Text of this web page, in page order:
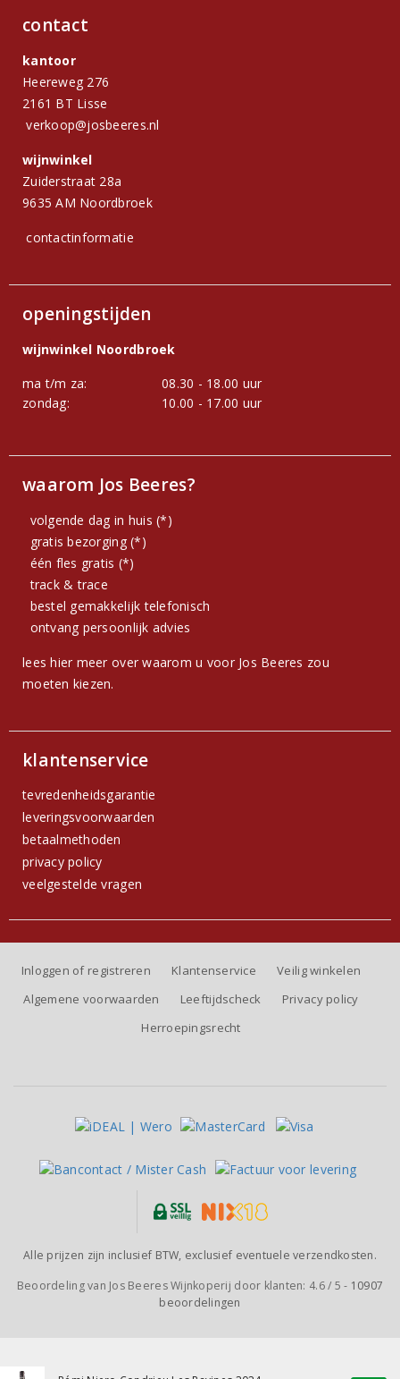
contact
kantoor
Heereweg 276
2161 BT Lisse
verkoop@josbeeres.nl
wijnwinkel
Zuiderstraat 28a
9635 AM Noordbroek
contactinformatie
openingstijden
wijnwinkel Noordbroek
ma t/m za:
08.30 - 18.00 uur
zondag:
10.00 - 17.00 uur
waarom Jos Beeres?
volgende dag in huis (*)
gratis bezorging (*)
één fles gratis (*)
track & trace
bestel gemakkelijk telefonisch
ontvang persoonlijk advies
lees hier meer over waarom u voor Jos Beeres zou
moeten kiezen.
klantenservice
tevredenheidsgarantie
leveringsvoorwaarden
betaalmethoden
privacy policy
veelgestelde vragen
Inloggen of registreren Klantenservice
Veilig winkelen
Algemene voorwaarden
Leeftijdscheck
Privacy policy
Herroepingsrecht
Alle prijzen zijn inclusief BTW, exclusief eventuele verzendkosten.
Beoordeling van Jos Beeres Wijnkoperij door klanten: 4.6/ 5 - 10907
beoordelingen